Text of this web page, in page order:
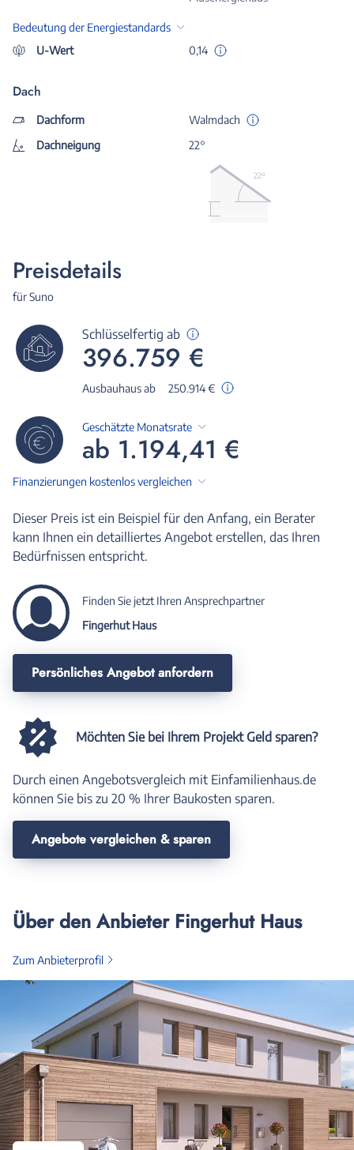
Bedeutung der Energiestandards
U-Wert
0,14
Dach
Dachform
Walmdach
Dachneigung
22°
22º
Preisdetails
für Suno
Schlüsselfertig ab
396.759 €
Ausbauhaus ab 250.914 €
Geschätzte Monatsrate
ab 1.194,41 €
Finanzierungen kostenlos vergleichen
Dieser Preis ist ein Beispiel für den Anfang, ein Berater
kann Ihnen ein detailliertes Angebot erstellen, das Ihren
Bedürfnissen entspricht.
Finden Sie jetzt Ihren Ansprechpartner
Fingerhut Haus
Persönliches Angebot anfordern
Möchten Sie bei Ihrem Projekt Geld sparen?
Durch einen Angebotsvergleich mit Einfamilienhaus.de
können Sie bis zu 20 % Ihrer Baukosten sparen.
Angebote vergleichen & sparen
Über den Anbieter Fingerhut Haus
Zum Anbieterprofil